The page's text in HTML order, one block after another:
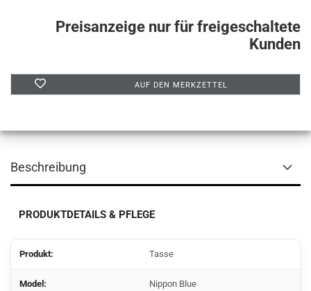
Preisanzeige nur für freigeschaltete
Kunden
AUF DEN MERKZETTEL
Beschreibung
PRODUKTDETAILS & PFLEGE
Produkt: Tasse
Model: Nippon Blue